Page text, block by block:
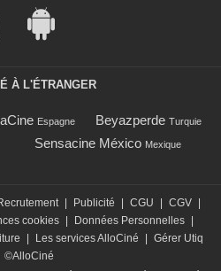
À L'ÉTRANGER
Espagne Beyazperde Turquie
Sensacine México Mexique
| Publicité | CGU | CGV |
cookies | Données Personnelles |
| Les services AlloCiné | Gérer Utiq
©AlloCiné